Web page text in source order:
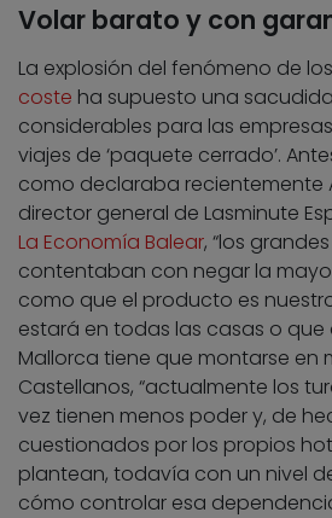
Volar barato y con
La explosión del fenómeno de los
coste ha supuesto una
considerables para las
viajes de ‘paquete cerrado’.
como declaraba recientemente
director general de Lasminute
La Economía Balear, “los
contentaban con negar la
como que el producto es
estará en todas las casas o que
Mallorca tiene que montarse en
Castellanos, “actualmente los
vez tienen menos poder y, de
cuestionados por los propios
plantean, todavía con un nivel
cómo controlar esa